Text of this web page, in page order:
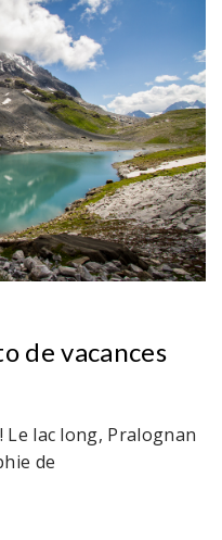
de vacances
Le lac long, Pralognan
de